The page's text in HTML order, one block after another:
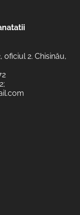
2. Chisinău,
;